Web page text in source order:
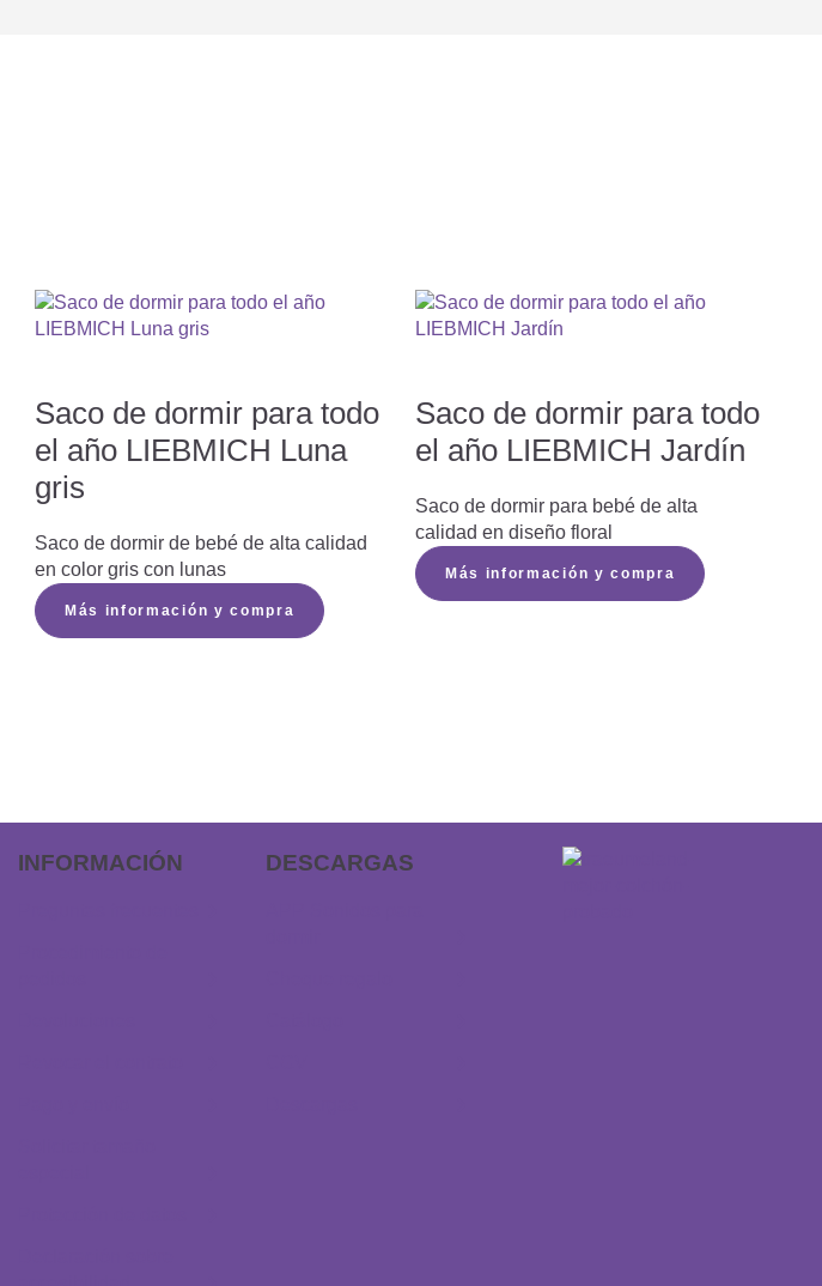
Saco de dormir para todo
el año LIEBMICH Luna
gris
Saco de dormir de bebé de alta calidad
en color gris con lunas
Más información y compra
Saco de dormir para todo
el año LIEBMICH Jardín
Saco de dormir para bebé de alta
calidad en diseño floral
Más información y compra
INFORMACIÓN DESCARGAS